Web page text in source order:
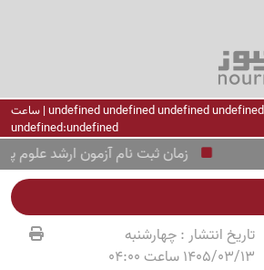
undefined undefined undefined undefined | ساعت
undefined:undefined
زمان ثبت نام آزمون ارشد علوم پزشکی 1405
تاریخ انتشار :چهارشنبه
1405/03/13 ساعت 04:00